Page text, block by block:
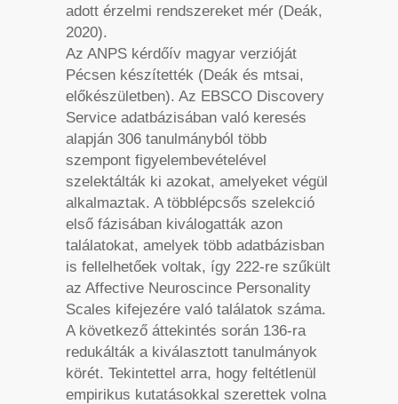
adott érzelmi rendszereket mér (Deák,
2020).
Az ANPS kérdőív magyar verzióját
Pécsen készítették (Deák és mtsai,
előkészületben). Az EBSCO Discovery
Service adatbázisában való keresés
alapján 306 tanulmányból több
szempont figyelembevételével
szelektálták ki azokat, amelyeket végül
alkalmaztak. A többlépcsős szelekció
első fázisában kiválogatták azon
találatokat, amelyek több adatbázisban
is fellelhetőek voltak, így 222-re szűkült
az Affective Neuroscince Personality
Scales kifejezére való találatok száma.
A következő áttekintés során 136-ra
redukálták a kiválasztott tanulmányok
körét. Tekintettel arra, hogy feltétlenül
empirikus kutatásokkal szerettek volna